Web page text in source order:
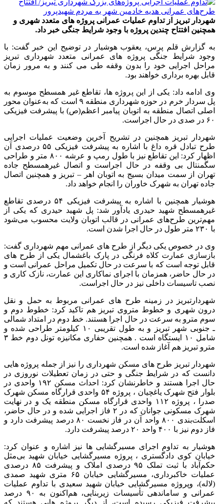
شهردار تبریز از تداوم عملیات عمرانی پروژه های متعدد شهری و
همچنین افتتاح چندین پروژه با وجود شرایط جنگی خبر داد.
به گزارش قلم پرس، یعقوب هوشیار در توضیح این خبر گفت: با
وجود شرایط جنگی پروژه های عمرانی متعدد شهرداری تبریز
مراحل اجرایی خود را بدون وقفه طی می کنند و به مرور زمان
قابل بهره برداری خواهند بود.
وی ادامه داد: یکی از این پروژه ها، تقاطع غیر همسطح موسوم به
پل سردار خرم در حوزه شهرداری منطقه ۹ است که به‌عنوان محور
اصلی اتصال منطقه به اتوبان پیامبر اعظم(ص) با پیشرفت فیزیکی
۶۰ در صدی در حال اجراست.
شهردار تبریز همچنین در تشریح آخرین وضعیت عملیات اجرایی
طرح تبادل قره داغ با اشاره به پیشرفت فیزیکی ۵۵ درصدی آن
اظهار کرد: این تقاطع نیز با طول رمپ و عرشه ۸۰۰ متر و طراحی
سگمنتال بی وقفه در حال اجراست و اتصال غیرهمسطح جاده
تهران از سمت میدان بسیج به اتوبان اهر – تبریز و همچنین اتصال
جاده تهران به شهرک خاوران را انجام خواهد داد.
هوشیار همچنین با اشاره به پیشرفت فیزیکی ۵۴ درصدی تقاطع
غیرهمسطح شهید حیدری یادآور شد: پل شهید حیدری که یکی از
مهم‌ترین طرح‌های عمرانی در قالب اتوبان ولایت محسوب می‌شود
با ۲۳۰ متر طول در حال اجرا شدن است.
وی در خصوص یکی دیگر از طرح های عمرانی مهم شهرداری گفت:
بازسازی عمارت کلاه فرنگی در پارک باغشمال یکی از طرح های
قابل توجه است که با سرعت در حال تکمیل مراحل عمرانی است و
در حال حاضر، همزمان با اجرای نماکاری این عمارت، نازک کاری و
نصب تاسیسات داخلی نیز در حال اجراست.
شهردارتبریز در زمینه طرح های عمرانی مربوط به حمل و نقل
درون شهری و خطوط متروی تبریز هم تاکید کرد: خطوط دوم و
سوم مترو به سرعت در حال اجرا هستند. خط دوم در امتداد شمالی
ـ جنوبی شهر تبریز و به طول تقریبی ۱۰ کیلومتر طراحی شده و
شامل ۱۰ ایستگاه است . همچنین حفاری مکانیزه تونل دوم خط ۳
مترو تبریز هم آغاز شده است.
شهردار تبریز طرح های مسکن شهرداری را نیز از جمله پروژه هایی
دانست که در شرایط جنگی و حتی در زمان تعطیلات نوروزی در
حال اجرا هستند و خاطرنشان کرد: احداث مسکن ۱۹۲ واحدی در
بلوار فتح شهرک یاغچیان ، پروژه ۵۴ واحدی قرارگاه مسکن شهرک
صدرا ، پروژه ۱۱۲ واحدی قرارگاه مسکن منطقه یک و در نهایت
شهرک مسکونی جوانان که در ۲ فاز اجرایی شده و در حال حاضر،
اسکلت‌بندی ۸۰۰ واحد آن در فاز نخست ۸۰ درصد پیشرفت دارد و
فاز دوم نیز با ۴۰۰ واحد ۲۰ درصد پیشرفت دارد.
هوشیار به تداوم اجرای مسیرگشایی ها نیز اشاره و عنوان کرد:
خیابان کوی دادگستری ، پروژه مسیرگشایی خیابان شهید بی‌مثل
حکم‌آباد با ثبت تملک ۹۵ درصدی املاک و پیشرفت ۸۵ درصدی
عملیات خاکبرداری، مسیرگشایی خیابان ۶۵ متری شهید صمدی
(لاله)، وپروژه مسیرگشایی خیابان شهید سعیدی با تداوم عملیات
عمرانی و ساماندهی تأسیسات زیربنایی، هم‌اکنون به ۹۰ درصد
پیشرفت فیزیکی رسیده است، از دیگر پروژه هایی هستند که